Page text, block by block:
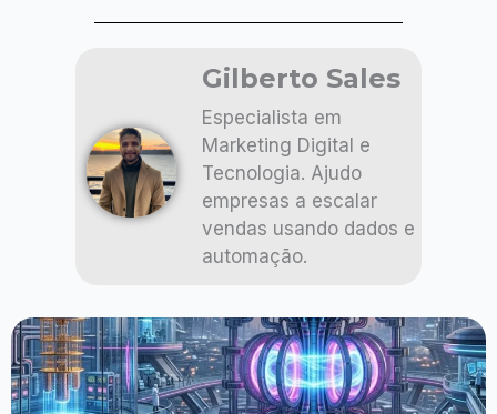
Gilberto Sales
Especialista em
Marketing Digital e
Tecnologia. Ajudo
empresas a escalar
vendas usando dados e
automação.